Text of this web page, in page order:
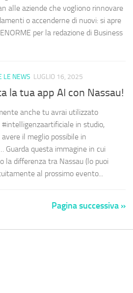
alle aziende che vogliono rinnovare
o accenderne di nuovi: si apre
per la redazione di Business
LE NEWS LUGLIO 16, 2025
la tua app AI con Nassau!
anche tu avrai utilizzato
in studio,
il meglio possibile in
Guarda questa immagine in cui
la differenza tra Nassau (lo puoi
al prossimo evento...
Pagina successiva »